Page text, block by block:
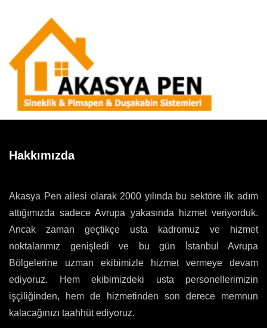
Hakkımızda
Akasya Pen ailesi olarak 2000 yılında bu sektöre ilk adım
attığımızda sadece Avrupa yakasında hizmet veriyorduk.
Ancak zaman geçtikçe usta kadromuz ve hizmet
noktalarımız genişledi ve bu gün İstanbul Avrupa
Bölgelerine uzman ekibimizle hizmet vermeye devam
ediyoruz. Hem ekibimizdeki usta personellerimizin
işçiliğinden, hem de hizmetinden son derece memnun
kalacağınızı taahhüt ediyoruz.